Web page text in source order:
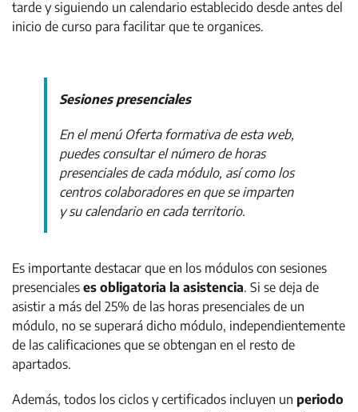
tarde y siguiendo un calendario establecido desde antes del
inicio de curso para facilitar que te organices.
Sesiones presenciales
En el menú Oferta formativa de esta web,
puedes consultar el número de horas
presenciales de cada módulo, así como los
centros colaboradores en que se imparten
y su calendario en cada territorio.
Es importante destacar que en los módulos con sesiones
presenciales es obligatoria la asistencia. Si se deja de
asistir a más del 25% de las horas presenciales de un
módulo, no se superará dicho módulo, independientemente
de las calificaciones que se obtengan en el resto de
apartados.
Además, todos los ciclos y certificados incluyen un periodo